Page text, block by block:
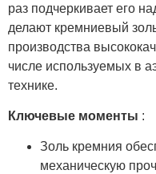
раз подчеркивает его
делают кремниевый
производства
числе используемых в
технике.
Ключевые моменты :
Золь кремния
механическую